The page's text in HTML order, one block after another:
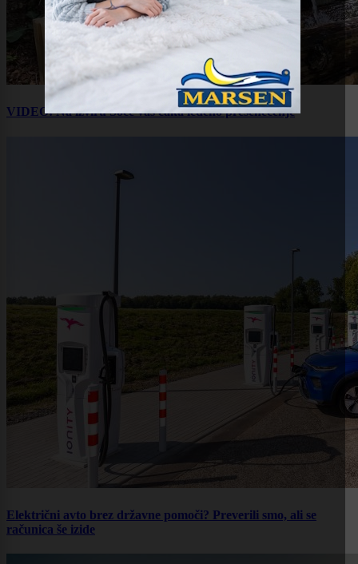
VIDEO: Na izviru Soče vas čaka ledeno presenečenje
Električni avto brez državne pomoči? Preverili smo, ali se
računica še izide